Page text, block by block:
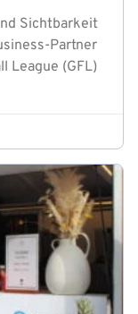
Sichtbarkeit
Partner
League (GFL)